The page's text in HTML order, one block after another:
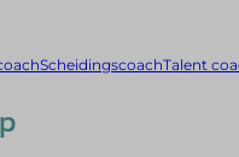
ScheidingscoachTalent